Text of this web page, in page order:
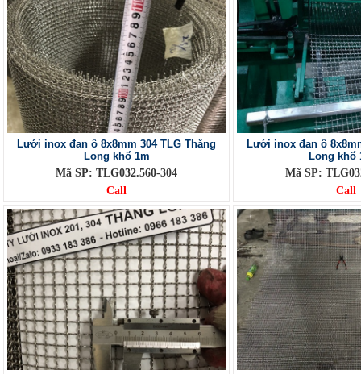
Lưới inox đan ô 8x8mm 304 TLG Thăng
Long khổ 1m
Mã SP: TLG032.560-304
Call
Lưới inox đan ô
Long khổ
Mã SP:
Call